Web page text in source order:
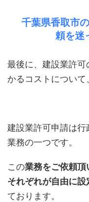
千葉県香取市
頼を迷
最後に、建設業許
かるコストについて
建設業許可申請は
業務の一つです。
この業務をご依頼
それぞれが自由に設
ております。